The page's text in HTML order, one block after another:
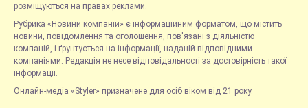
розміщуються на правах реклами.
Рубрика «Новини компаній» є інформаційним форматом, що містить
новини, повідомлення та оголошення, пов'язані з діяльністю
компаній, і ґрунтується на інформації, наданій відповідними
компаніями. Редакція не несе відповідальності за достовірність такої
інформації.
Онлайн-медіа «Styler» призначене для осіб віком від 21 року.